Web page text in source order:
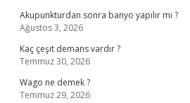
Akupunkturdan sonra banyo yapılır mı ?
Ağustos 3, 2026
Kaç çeşit demans vardır ?
Temmuz 30, 2026
Wago ne demek ?
Temmuz 29, 2026